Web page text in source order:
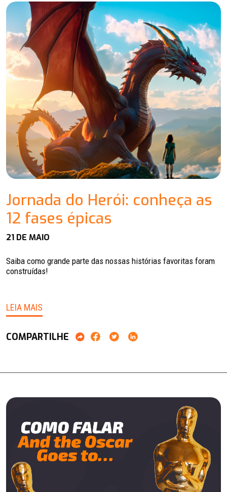
Jornada do Herói: conheça as
12 fases épicas
21 DE MAIO
Saiba como grande parte das nossas histórias favoritas foram
construídas!
LEIA MAIS
COMPARTILHE